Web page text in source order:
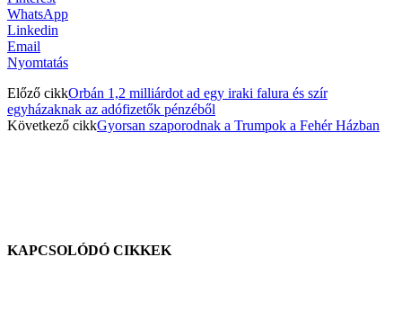
WhatsApp
Linkedin
Email
Nyomtatás
Előző cikkOrbán 1,2 milliárdot ad egy iraki falura és szír
egyházaknak az adófizetők pénzéből
Következő cikkGyorsan szaporodnak a Trumpok a Fehér Házban
KAPCSOLÓDÓ CIKKEK